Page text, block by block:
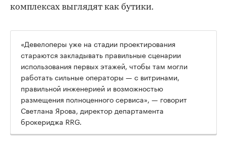
комплексах выглядят как бутики.
00:00
«Девелоперы уже на стадии проектирования
стараются закладывать правильные сценарии
использования первых этажей, чтобы там могли
работать сильные операторы — с витринами,
правильной инженерией и возможностью
размещения полноценного сервиса», — говорит
Светлана Ярова, директор департамента
брокериджа RRG.